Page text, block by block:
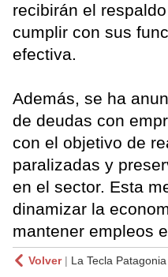
recibirán el
cumplir con sus
efectiva.
Además, se ha
de deudas con
con el objetivo de
paralizadas y
en el sector. Esta
dinamizar la
mantener empleos
Volver| La Tecla Patagonia